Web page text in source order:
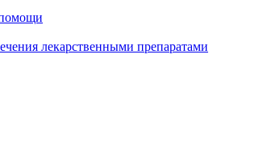
помощи
лекарственными препаратами